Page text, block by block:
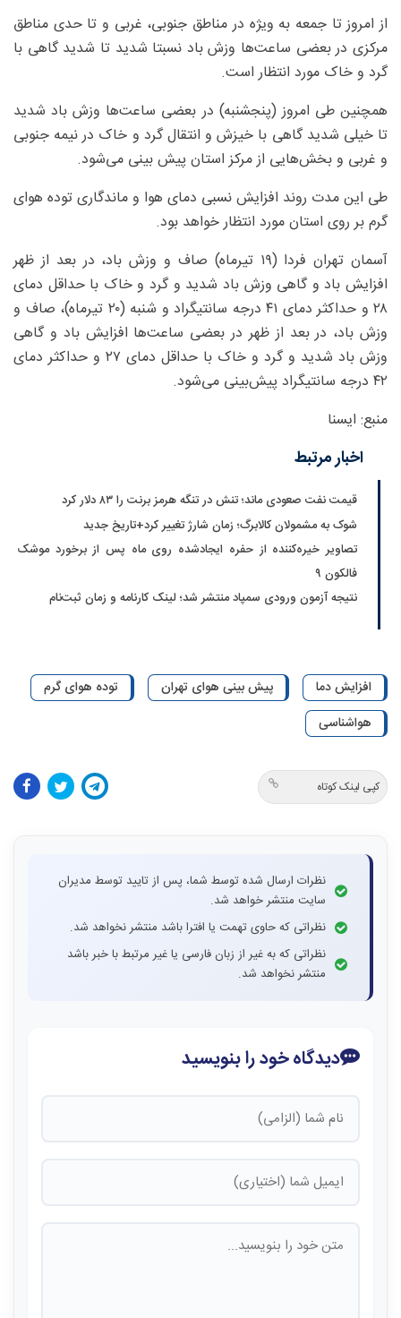
از امروز تا جمعه به ویژه در مناطق جنوبی، غربی و تا حدی مناطق
مرکزی در بعضی ساعت‌ها وزش باد نسبتا شدید تا شدید گاهی با
گرد و خاک مورد انتظار است.
همچنین طی امروز (پنجشنبه) در بعضی ساعت‌ها وزش باد شدید
تا خیلی شدید گاهی با خیزش و انتقال گرد و خاک در نیمه جنوبی
و غربی و بخش‌هایی از مرکز استان پیش بینی می‌شود.
طی این مدت روند افزایش نسبی دمای هوا و ماندگاری توده هوای
گرم بر روی استان مورد انتظار خواهد بود.
آسمان تهران فردا (۱۹ تیرماه) صاف و وزش باد، در بعد از ظهر
افزایش باد و گاهی وزش باد شدید و گرد و خاک با حداقل دمای
۲۸ و حداکثر دمای ۴۱ درجه سانتیگراد و شنبه (۲۰ تیرماه)، صاف و
وزش باد، در بعد از ظهر در بعضی ساعت‌ها افزایش باد و گاهی
وزش باد شدید و گرد و خاک با حداقل دمای ۲۷ و حداکثر دمای
۴۲ درجه سانتیگراد پیش‌بینی می‌شود.
منبع: ایسنا
اخبار مرتبط
قیمت نفت صعودی ماند؛ تنش در تنگه هرمز برنت را ۸۳ دلار کرد
شوک به مشمولان کالابرگ؛ زمان شارژ تغییر کرد+تاریخ جدید
تصاویر خیره‌کننده از حفره ایجادشده روی ماه پس از برخورد موشک
فالکون ۹
نتیجه آزمون ورودی سمپاد منتشر شد؛ لینک کارنامه و زمان ثبت‌نام
افزایش دما پیش بینی هوای تهران
توده هوای گرم
هواشناسی
کپی لینک کوتاه
نظرات ارسال شده توسط شما، پس از تایید توسط مدیران
سایت منتشر خواهد شد.
نظراتی که حاوی تهمت یا افترا باشد منتشر نخواهد شد.
نظراتی که به غیر از زبان فارسی یا غیر مرتبط با خبر باشد
منتشر نخواهد شد.
دیدگاه خود را بنویسید